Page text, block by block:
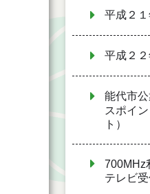
平成２
平成２
能代市
スポイ
ト）
700MHz
テレビ